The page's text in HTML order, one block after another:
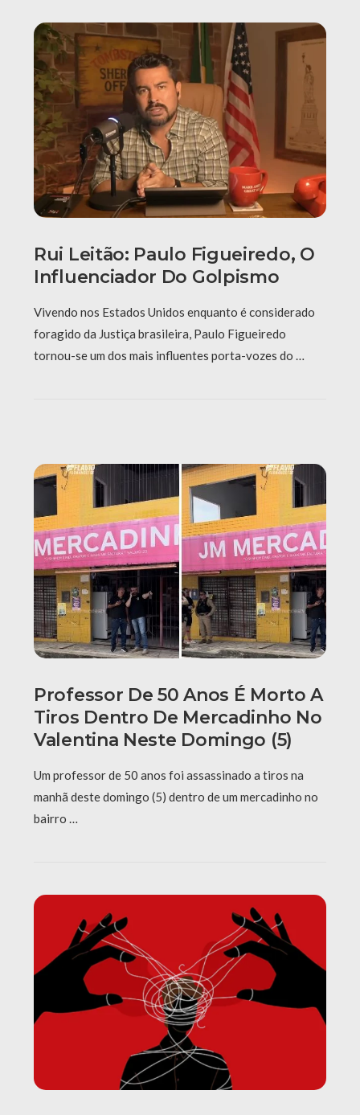
Rui Leitão: Paulo Figueiredo, O
Influenciador Do Golpismo
Vivendo nos Estados Unidos enquanto é considerado
foragido da Justiça brasileira, Paulo Figueiredo
tornou-se um dos mais influentes porta-vozes do …
Professor De 50 Anos É Morto A
Tiros Dentro De Mercadinho No
Valentina Neste Domingo (5)
Um professor de 50 anos foi assassinado a tiros na
manhã deste domingo (5) dentro de um mercadinho no
bairro …